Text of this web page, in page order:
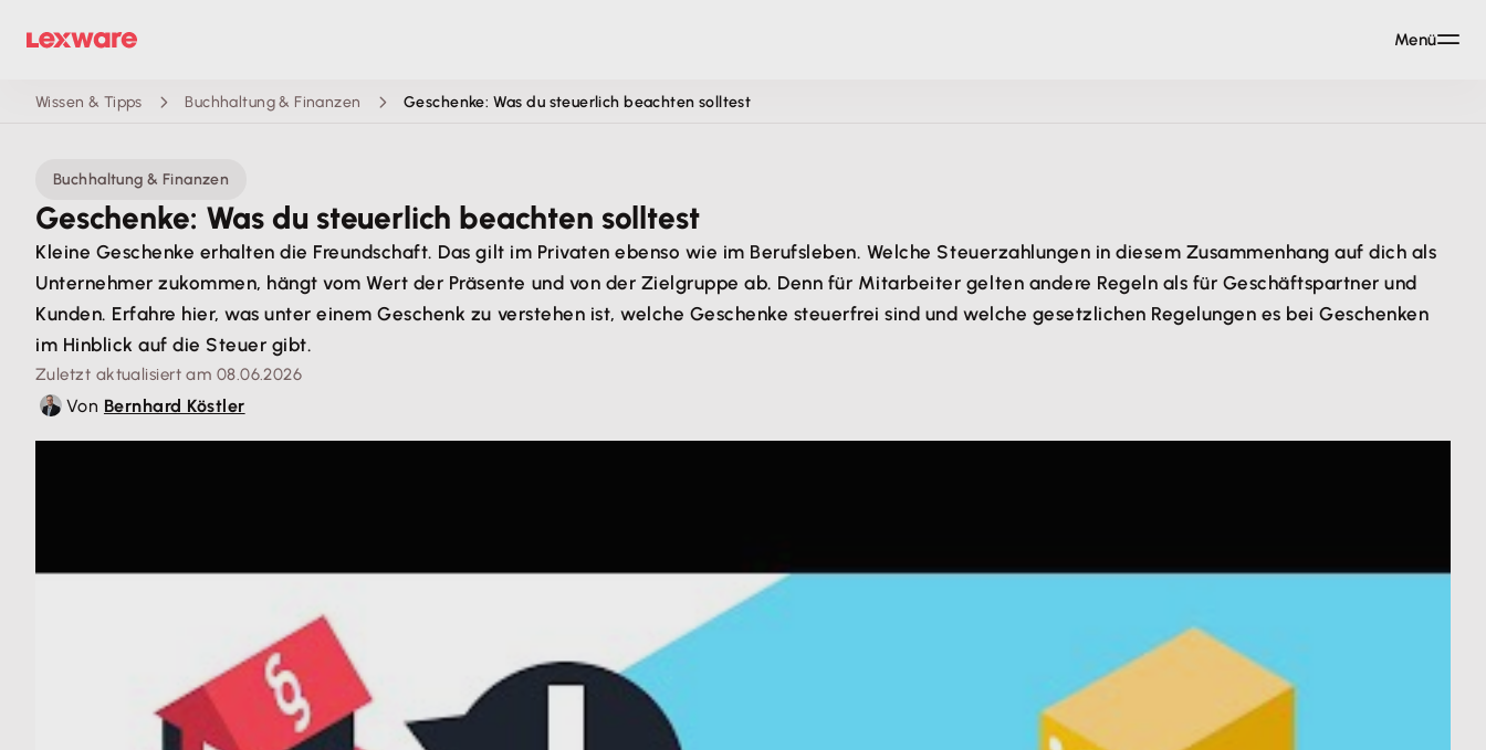
Wissen & Tipps Buchhaltung & Finanzen Geschenke: Was du steuerlich beachten solltest
Buchhaltung & Finanzen
Geschenke: Was du steuerlich beachten solltest
Kleine Geschenke erhalten die Freundschaft. Das gilt im Privaten ebenso wie im Berufsleben. Welche Steuerzahlungen in diesem Zusammenhang auf dich als
Unternehmer zukommen, hängt vom Wert der Präsente und von der Zielgruppe ab. Denn für Mitarbeiter gelten andere Regeln als für Geschäftspartner und
Kunden. Erfahre hier, was unter einem Geschenk zu verstehen ist, welche Geschenke steuerfrei sind und welche gesetzlichen Regelungen es bei Geschenken
im Hinblick auf die Steuer gibt.
Zuletzt aktualisiert am 08.06.2026
Von Bernhard Köstler
Menü